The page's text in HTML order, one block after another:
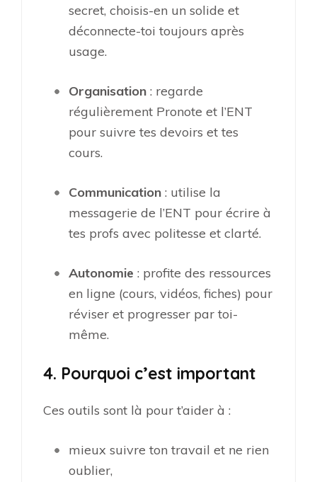
secret, choisis-en un solide et
déconnecte-toi toujours après
usage.
Organisation : regarde
régulièrement Pronote et l’ENT
pour suivre tes devoirs et tes
cours.
Communication : utilise la
messagerie de l’ENT pour écrire à
tes profs avec politesse et clarté.
Autonomie : profite des ressources
en ligne (cours, vidéos, fiches) pour
réviser et progresser par toi-
même.
4. Pourquoi c’est important
Ces outils sont là pour t’aider à :
mieux suivre ton travail et ne rien
oublier,